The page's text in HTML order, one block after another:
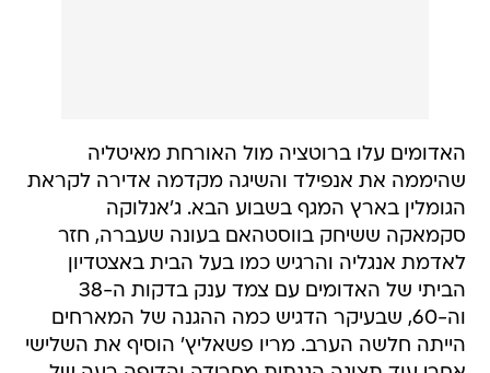
האדומים עלו ברוטציה מול האורחת מאיטליה
שהיממה את אנפילד והשיגה מקדמה אדירה לקראת
הגומלין בארץ המגף בשבוע הבא. ג'אנלוקה
סקמאקה ששיחק בווסטהאם בעונה שעברה, חזר
לאדמת אנגליה והרגיש כמו בעל הבית באצטדיון
הביתי של האדומים עם צמד ענק בדקות ה-38
וה-60, שבעיקר הדגיש כמה ההגנה של המארחים
הייתה חלשה הערב. מריו פשאליץ' הוסיף את השלישי